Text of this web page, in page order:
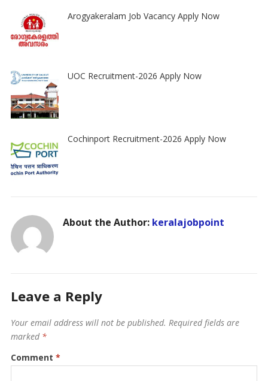
Arogyakeralam Job Vacancy Apply Now
UOC Recruitment-2026 Apply Now
Cochinport Recruitment-2026 Apply Now
About the Author: keralajobpoint
Leave a Reply
Your email address will not be published. Required fields are
marked *
Comment *